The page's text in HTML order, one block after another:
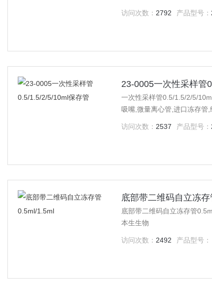
访问次数： 2792 产品型号：
23-0005一次性采样管
一次性采样管0.5/1.5/2/5/
吸嘴,微量离心管,进口冻存管
访问次数： 2537 产品型号：
底部带二维码自立冻存
底部带二维码自立冻存管
本生生物
访问次数： 2492 产品型号：